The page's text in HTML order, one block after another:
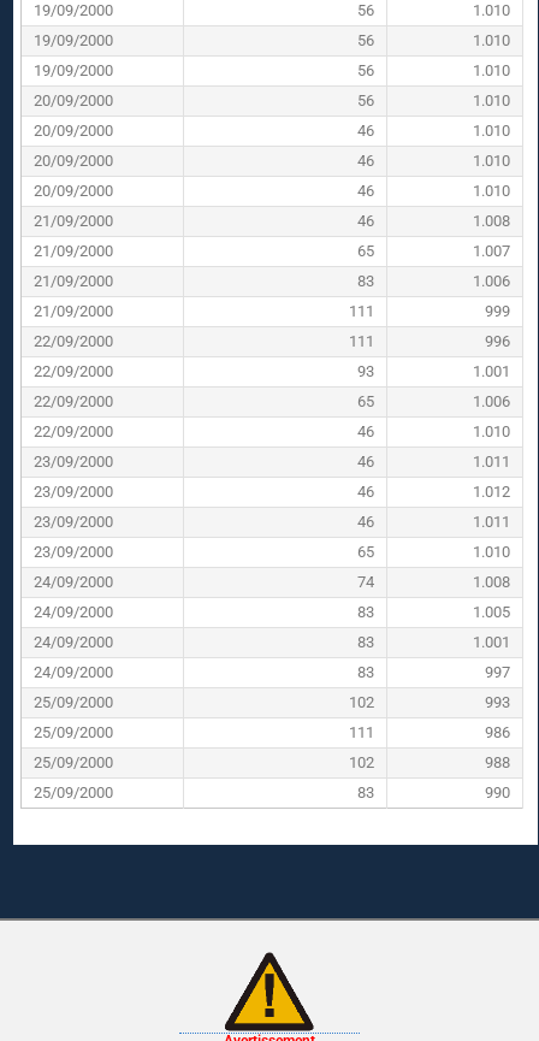
19/09/2000
56
1.010
19/09/2000
56
1.010
19/09/2000
56
1.010
20/09/2000
56
1.010
20/09/2000
46
1.010
20/09/2000
46
1.010
20/09/2000
46
1.010
21/09/2000
46
1.008
21/09/2000
65
1.007
21/09/2000
83
1.006
21/09/2000
111
999
22/09/2000
111
996
22/09/2000
93
1.001
22/09/2000
65
1.006
22/09/2000
46
1.010
23/09/2000
46
1.011
23/09/2000
46
1.012
23/09/2000
46
1.011
23/09/2000
65
1.010
24/09/2000
74
1.008
24/09/2000
83
1.005
24/09/2000
83
1.001
24/09/2000
83
997
25/09/2000
102
993
25/09/2000
111
986
25/09/2000
102
988
25/09/2000
83 990